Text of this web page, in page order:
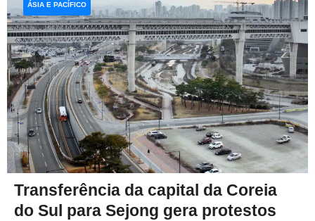
Transferência da capital da Coreia
do Sul para Sejong gera protestos
ÁSIA E PACÍFICO